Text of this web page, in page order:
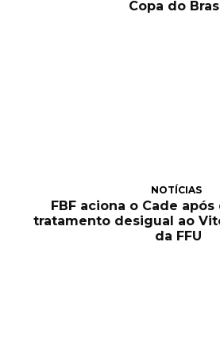
Copa do
NOTÍCIAS
FBF aciona o Cade
tratamento desigual ao
da FFU